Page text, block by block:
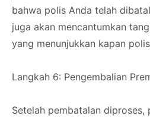
bahwa polis Anda telah
juga akan mencantumkan
yang menunjukkan kapan
Langkah 6: Pengembalian
Setelah pembatalan diproses,